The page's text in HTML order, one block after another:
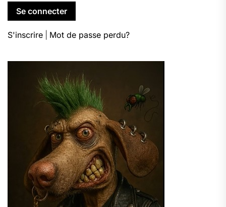
S'inscrire Mot de passe perdu?